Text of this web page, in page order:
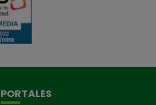
PORTALES